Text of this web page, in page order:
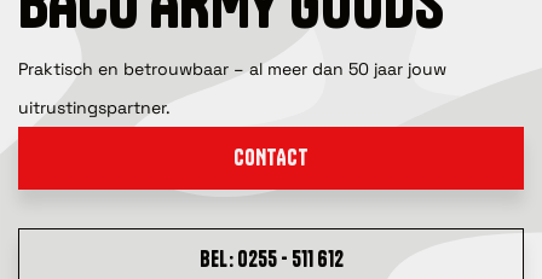
Praktisch en betrouwbaar – al meer dan 50 jaar jouw
uitrustingspartner.
CONTACT
BEL: 0255 - 511 612